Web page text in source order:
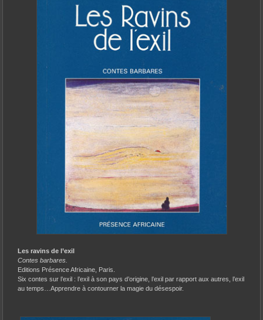
Les ravins de l’exil
Contes barbares.
Editions Présence Africaine, Paris.
Six contes sur l’exil : l’exil à son pays d’origine, l’exil par rapport aux autres, l’exil
au temps…Apprendre à contourner la magie du désespoir.